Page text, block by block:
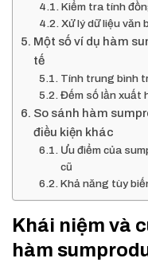
Kiểm tra tính
Xử lý dữ liệu văn
Một số ví dụ hàm
tế
Tính trung bình
Đếm số lần xuất
So sánh hàm
điều kiện khác
Ưu điểm của
cũ
Khả năng tùy
Khái niệm và
hàm